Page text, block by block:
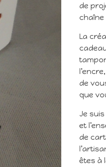
de
chaîne
La
de
que
Je
et
de
êtes à